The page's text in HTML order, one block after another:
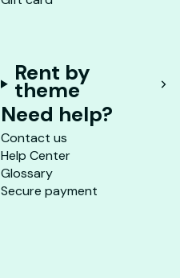
Rent by
theme
Need help?
Contact us
Help Center
Glossary
Secure payment